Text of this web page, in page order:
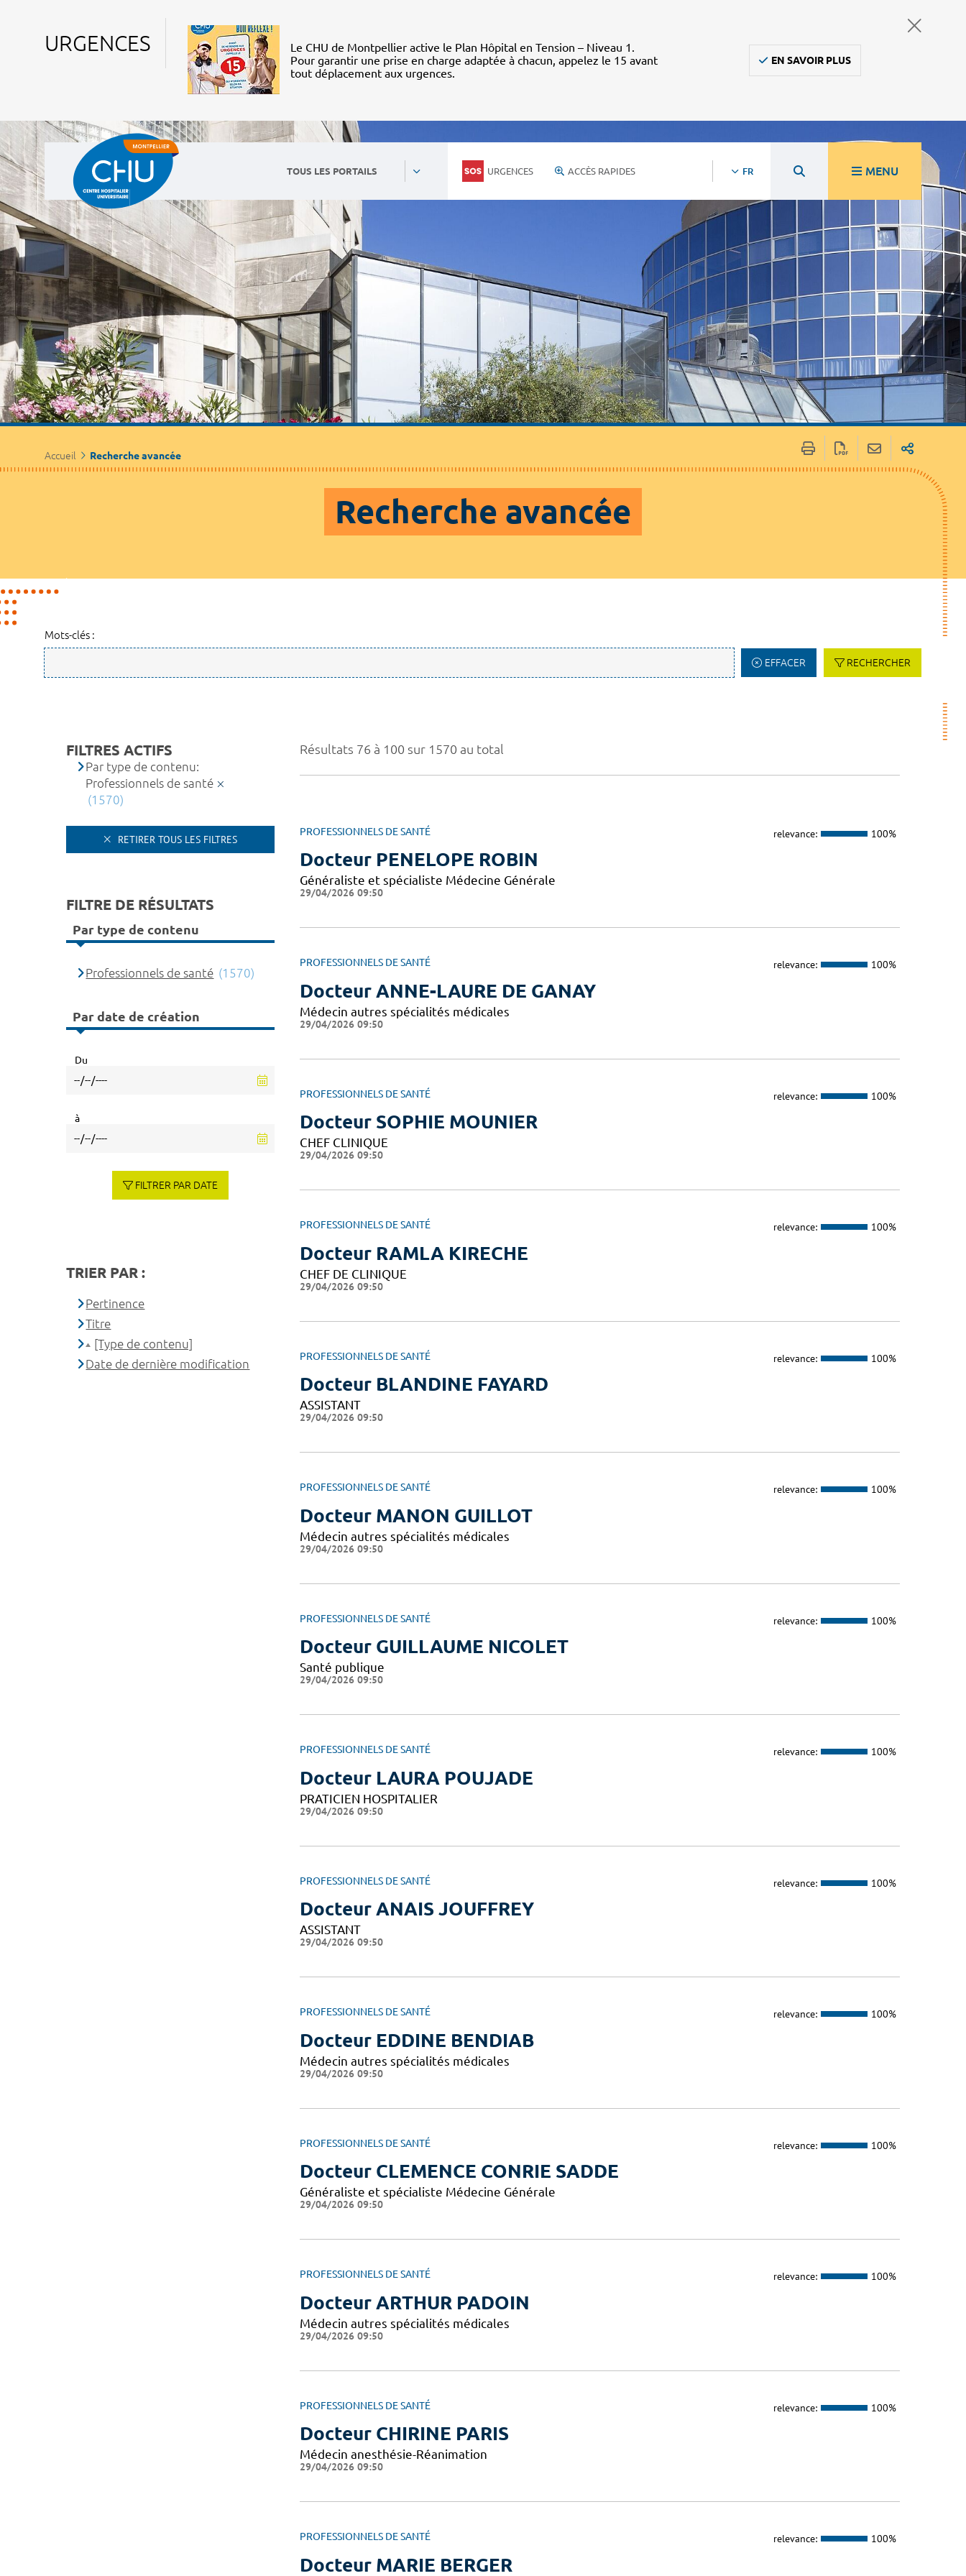
URGENCES
Le CHU de Montpellier active le Plan Hôpital en Tension – Niveau 1.
Pour garantir une prise en charge adaptée à chacun, appelez le 15 avant
tout déplacement aux urgences.
EN SAVOIR PLUS
TOUS LES PORTAILS URGENCES ACCÈS RAPIDES FR MENU
Accueil Recherche avancée
Recherche avancée
Mots-clés :
EFFACER RECHERCHER
Résultats 76 à 100 sur 1570 au total
PROFESSIONNELS DE SANTÉ relevance: 100%
Docteur PENELOPE ROBIN
Généraliste et spécialiste Médecine Générale
29/04/2026 09:50
PROFESSIONNELS DE SANTÉ relevance: 100%
Docteur ANNE-LAURE DE GANAY
Médecin autres spécialités médicales
29/04/2026 09:50
PROFESSIONNELS DE SANTÉ relevance: 100%
Docteur SOPHIE MOUNIER
CHEF CLINIQUE
29/04/2026 09:50
PROFESSIONNELS DE SANTÉ relevance: 100%
Docteur RAMLA KIRECHE
CHEF DE CLINIQUE
29/04/2026 09:50
PROFESSIONNELS DE SANTÉ relevance: 100%
Docteur BLANDINE FAYARD
ASSISTANT
29/04/2026 09:50
PROFESSIONNELS DE SANTÉ relevance: 100%
Docteur MANON GUILLOT
Médecin autres spécialités médicales
29/04/2026 09:50
PROFESSIONNELS DE SANTÉ relevance: 100%
Docteur GUILLAUME NICOLET
Santé publique
29/04/2026 09:50
PROFESSIONNELS DE SANTÉ relevance: 100%
Docteur LAURA POUJADE
PRATICIEN HOSPITALIER
29/04/2026 09:50
PROFESSIONNELS DE SANTÉ relevance: 100%
Docteur ANAIS JOUFFREY
ASSISTANT
29/04/2026 09:50
PROFESSIONNELS DE SANTÉ relevance: 100%
Docteur EDDINE BENDIAB
Médecin autres spécialités médicales
29/04/2026 09:50
PROFESSIONNELS DE SANTÉ relevance: 100%
Docteur CLEMENCE CONRIE SADDE
Généraliste et spécialiste Médecine Générale
29/04/2026 09:50
PROFESSIONNELS DE SANTÉ relevance: 100%
Docteur ARTHUR PADOIN
Médecin autres spécialités médicales
29/04/2026 09:50
PROFESSIONNELS DE SANTÉ relevance: 100%
Docteur CHIRINE PARIS
Médecin anesthésie-Réanimation
29/04/2026 09:50
PROFESSIONNELS DE SANTÉ relevance: 100%
Docteur MARIE BERGER
FILTRES ACTIFS
Par type de contenu:
Professionnels de santé
(1570)
RETIRER TOUS LES FILTRES
FILTRE DE RÉSULTATS
Par type de contenu
Professionnels de santé (1570)
Par date de création
Du
à
FILTRER PAR DATE
TRIER PAR :
Pertinence
Titre
[Type de contenu]
Date de dernière modification